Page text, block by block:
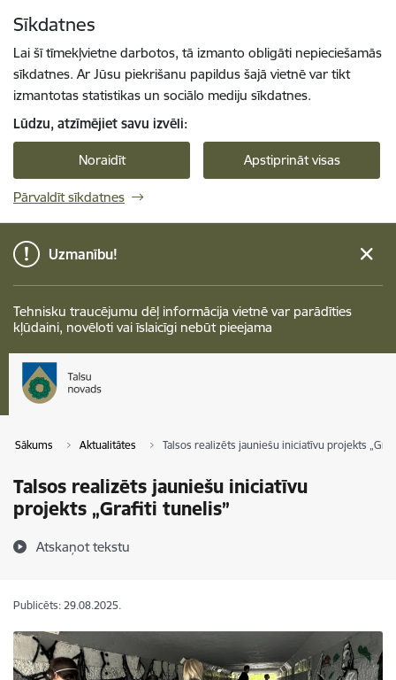
Sīkdatnes
Lai šī tīmekļvietne darbotos, tā izmanto obligāti nepieciešamās
sīkdatnes. Ar Jūsu piekrišanu papildus šajā vietnē var tikt
izmantotas statistikas un sociālo mediju sīkdatnes.
Lūdzu, atzīmējiet savu izvēli:
Noraidīt Apstiprināt visas
Pārvaldīt sīkdatnes
Uzmanību!
Tehnisku traucējumu dēļ informācija vietnē var parādīties
kļūdaini, novēloti vai īslaicīgi nebūt pieejama
Sākums Aktualitātes Talsos realizēts jauniešu iniciatīvu projekts
Talsos realizēts jauniešu iniciatīvu
projekts „Grafiti tunelis”
Atskaņot tekstu
Publicēts: 29.08.2025.